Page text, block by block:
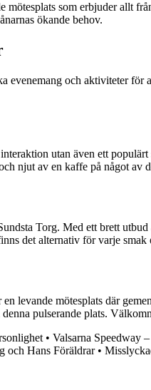
mötesplats som erbjuder allt
ökande behov.
evenemang och aktiviteter
utan även ett
njut av en kaffe på något av
Torg. Med ett brett
det alternativ för varje smak
levande mötesplats där
pulserande plats.
• Valsarna Speedway
och Hans Föräldrar•